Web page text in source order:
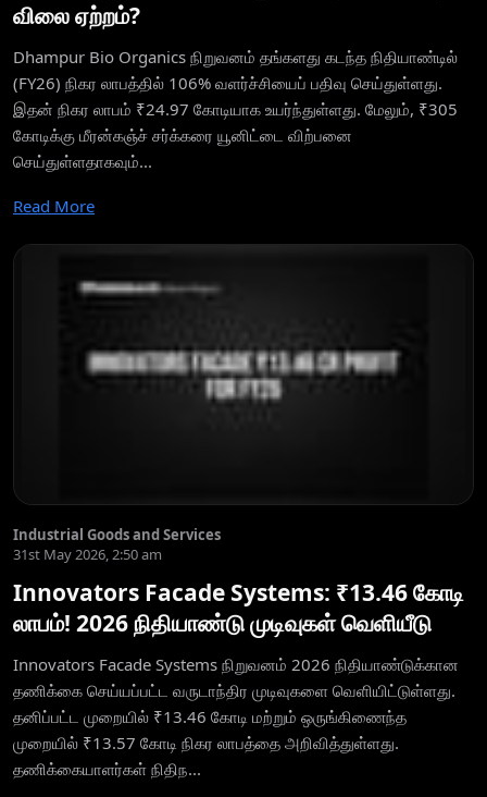
விலை ஏற்றம்?
Dhampur Bio Organics நிறுவனம் தங்களது கடந்த நிதியாண்டில்
(FY26) நிகர லாபத்தில் 106% வளர்ச்சியைப் பதிவு செய்துள்ளது.
இதன் நிகர லாபம் ₹24.97 கோடியாக உயர்ந்துள்ளது. மேலும், ₹305
கோடிக்கு மீரன்கஞ்ச் சர்க்கரை யூனிட்டை விற்பனை
செய்துள்ளதாகவும்...
Read More
Industrial Goods and Services
31st May 2026, 2:50 am
Innovators Facade Systems: ₹13.46 கோடி
லாபம்! 2026 நிதியாண்டு முடிவுகள் வெளியீடு
Innovators Facade Systems நிறுவனம் 2026 நிதியாண்டுக்கான
தணிக்கை செய்யப்பட்ட வருடாந்திர முடிவுகளை வெளியிட்டுள்ளது.
தனிப்பட்ட முறையில் ₹13.46 கோடி மற்றும் ஒருங்கிணைந்த
முறையில் ₹13.57 கோடி நிகர லாபத்தை அறிவித்துள்ளது.
தணிக்கையாளர்கள் நிதிந...